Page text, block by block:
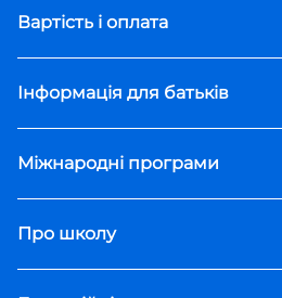
Вартість і оплата
Інформація для батьків
Міжнародні програми
Про школу